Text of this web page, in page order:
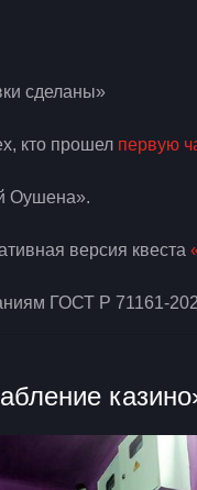
сделаны»
кто прошел первую
Оушена».
версия квеста
ГОСТ Р 71161-